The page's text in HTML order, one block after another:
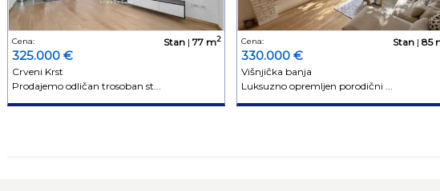
Cena:
325.000 €
Stan| 77 m2
Crveni Krst
Prodajemo odličan trosoban st...
Cena:
330.000 €
Stan| 85
Višnjička banja
Luksuzno opremljen porodični ...